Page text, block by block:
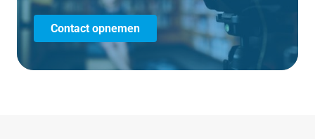
Contact opnemen